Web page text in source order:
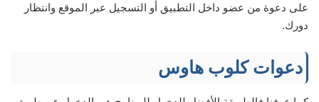
على دعوة من عضو داخل التطبيق أو التسجيل عبر الموقع وانتظار
دورك.
دعوات كلوب هاوس